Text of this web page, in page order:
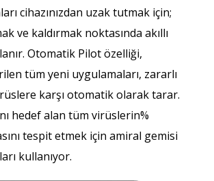
cihazınızdan uzak tutmak için;
ve kaldırmak noktasında akıllı
Otomatik Pilot özelliği,
tüm yeni uygulamaları, zararlı
karşı otomatik olarak tarar.
hedef alan tüm virüslerin%
tespit etmek için amiral gemisi
kullanıyor.